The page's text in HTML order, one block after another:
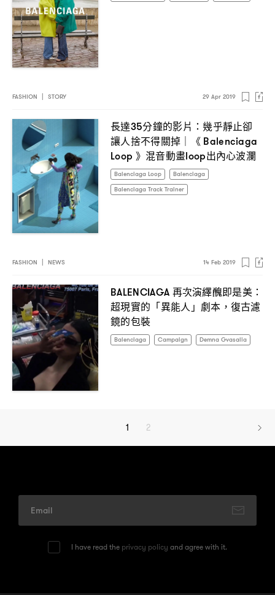
FASHION | STORY 29 Apr 2019
長達35分鐘的影片 ：幾乎靜止卻
讓人捨不得關掉
《Balenciaga
Loop 》混音動畫loop出內心波瀾
Balenciaga Loop
Balenciaga
Balenciaga Track Trainer
FASHION NEWS 14 Feb 2019
BALENCIAGA 再次演繹醜即是美 ：
超現實的「異能人」劇本 ， 復古濾
鏡的包裝
Balenciaga Campaign Demna Gvasalia
1 2
I have read the privacy policy and agree with it.